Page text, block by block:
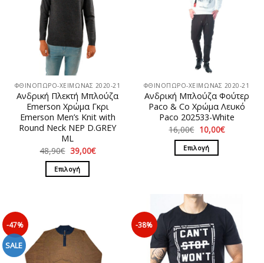
ΦΘΙΝΟΠΩΡΟ-ΧΕΙΜΩΝΑΣ 2020-21
Ανδρική Πλεκτή Μπλούζα
Emerson Χρώμα Γκρι
Emerson Men’s Knit with
Round Neck NEP D.GREY
ML
48,90€ Original
price
was:
48,90€.
39,00€Η
τρέχουσα
Επιλογή
πολλαπλές
παραλλαγές.
ΦΘΙΝΟΠΩΡΟ-ΧΕΙΜΩΝΑΣ 2020-21
Ανδρική Μπλούζα Φούτερ
Paco & Co Χρώμα Λευκό
Paco 202533-White
16,00€ Original
price
was:
16,00€.
10,00€Η
τρέχουσα
Επιλογή
έχει
πολλαπλές
παραλλαγές.
Οι
επιλογές
μπορούν
-47%
SALE
-38%